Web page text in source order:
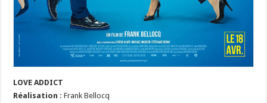
LOVE ADDICT
Réalisation :Frank Bellocq